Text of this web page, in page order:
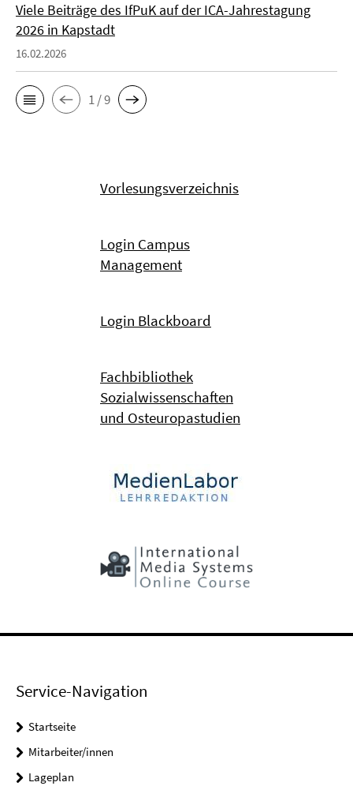
Viele Beiträge des IfPuK auf der ICA-Jahrestagung
2026 in Kapstadt
16.02.2026
1 / 9
Vorlesungsverzeichnis
Login Campus
Management
Login Blackboard
Fachbibliothek
Sozialwissenschaften
und Osteuropastudien
Service-Navigation
Startseite
Mitarbeiter/innen
Lageplan